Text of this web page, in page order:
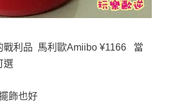
戰利品 馬利歐Amiibo ¥1166 當
選
飾也好